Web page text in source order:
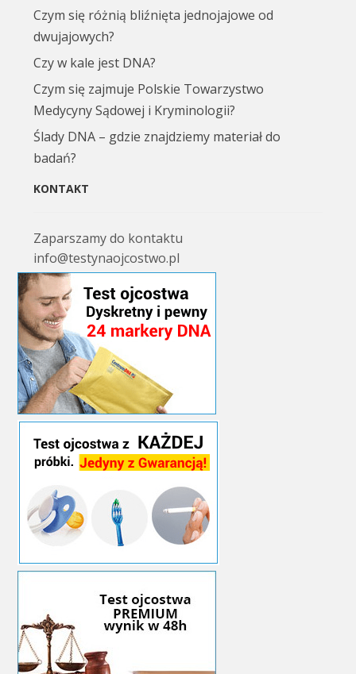
Czym się różnią bliźnięta jednojajowe od
dwujajowych?
Czy w kale jest DNA?
Czym się zajmuje Polskie Towarzystwo
Medycyny Sądowej i Kryminologii?
Ślady DNA – gdzie znajdziemy materiał do
badań?
KONTAKT
Zaparszamy do kontaktu
info@testynaojcostwo.pl